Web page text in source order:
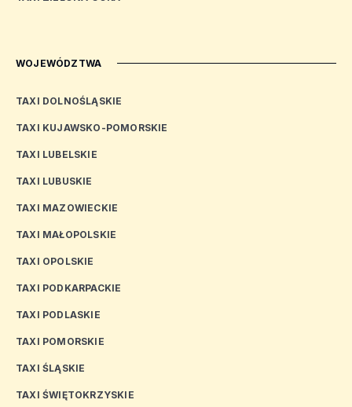
WOJEWÓDZTWA
TAXI DOLNOŚLĄSKIE
TAXI KUJAWSKO-POMORSKIE
TAXI LUBELSKIE
TAXI LUBUSKIE
TAXI MAZOWIECKIE
TAXI MAŁOPOLSKIE
TAXI OPOLSKIE
TAXI PODKARPACKIE
TAXI PODLASKIE
TAXI POMORSKIE
TAXI ŚLĄSKIE
TAXI ŚWIĘTOKRZYSKIE